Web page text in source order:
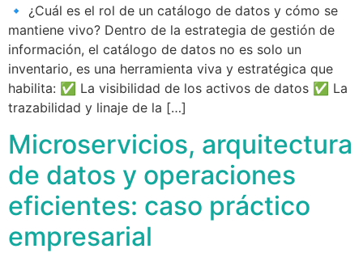
🔹 ¿Cuál es el rol de un catálogo de datos y cómo se
mantiene vivo? Dentro de la estrategia de gestión de
información, el catálogo de datos no es solo un
inventario, es una herramienta viva y estratégica que
habilita: ✅ La visibilidad de los activos de datos ✅ La
trazabilidad y linaje de la […]
Microservicios, arquitectura
de datos y operaciones
eficientes: caso práctico
empresarial